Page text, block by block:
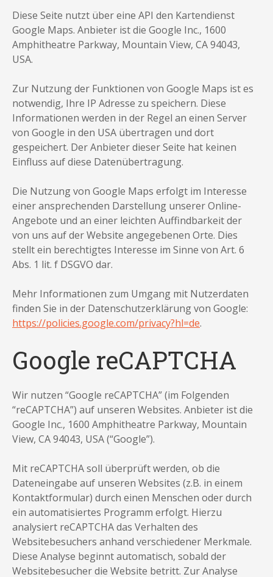
Diese Seite nutzt über eine API den Kartendienst
Google Maps. Anbieter ist die Google Inc., 1600
Amphitheatre Parkway, Mountain View, CA 94043,
USA.
Zur Nutzung der Funktionen von Google Maps ist es
notwendig, Ihre IP Adresse zu speichern. Diese
Informationen werden in der Regel an einen Server
von Google in den USA übertragen und dort
gespeichert. Der Anbieter dieser Seite hat keinen
Einfluss auf diese Datenübertragung.
Die Nutzung von Google Maps erfolgt im Interesse
einer ansprechenden Darstellung unserer Online-
Angebote und an einer leichten Auffindbarkeit der
von uns auf der Website angegebenen Orte. Dies
stellt ein berechtigtes Interesse im Sinne von Art. 6
Abs. 1 lit. f DSGVO dar.
Mehr Informationen zum Umgang mit Nutzerdaten
finden Sie in der Datenschutzerklärung von Google:
https://policies.google.com/privacy?hl=de.
Google reCAPTCHA
Wir nutzen “Google reCAPTCHA” (im Folgenden
“reCAPTCHA”) auf unseren Websites. Anbieter ist die
Google Inc., 1600 Amphitheatre Parkway, Mountain
View, CA 94043, USA (“Google”).
Mit reCAPTCHA soll überprüft werden, ob die
Dateneingabe auf unseren Websites (z.B. in einem
Kontaktformular) durch einen Menschen oder durch
ein automatisiertes Programm erfolgt. Hierzu
analysiert reCAPTCHA das Verhalten des
Websitebesuchers anhand verschiedener Merkmale.
Diese Analyse beginnt automatisch, sobald der
Websitebesucher die Website betritt. Zur Analyse